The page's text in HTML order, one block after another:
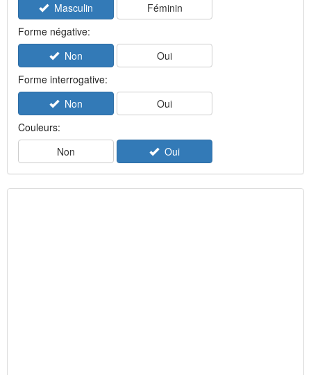
Masculin
Féminin
Forme négative:
Non
Oui
Forme interrogative:
Non
Oui
Couleurs:
Non
Oui